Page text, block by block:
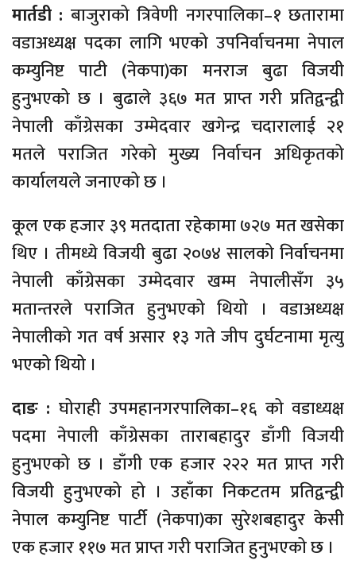
मार्तडी : बाजुराको त्रिवेणी नगरपालिका–१ छतारामा
वडाअध्यक्ष पदका लागि भएको उपनिर्वाचनमा नेपाल
कम्युनिष्ट पाटी (नेकपा)का मनराज बुढा विजयी
हुनुभएको छ । बुढाले ३६७ मत प्राप्त गरी प्रतिद्वन्द्वी
नेपाली काँग्रेसका उम्मेदवार खगेन्द्र चदारालाई २१
मतले पराजित गरेको मुख्य निर्वाचन अधिकृतको
कार्यालयले जनाएको छ ।
कूल एक हजार ३९ मतदाता रहेकामा ७२७ मत खसेका
थिए । तीमध्ये विजयी बुढा २०७४ सालको निर्वाचनमा
नेपाली काँग्रेसका उम्मेदवार खम्म नेपालीसँग ३५
मतान्तरले पराजित हुनुभएको थियो । वडाअध्यक्ष
नेपालीको गत वर्ष असार १३ गते जीप दुर्घटनामा मृत्यु
भएको थियो ।
दाङ : घोराही उपमहानगरपालिका–१६ को वडाध्यक्ष
पदमा नेपाली काँग्रेसका ताराबहादुर डाँगी विजयी
हुनुभएको छ । डाँगी एक हजार २२२ मत प्राप्त गरी
विजयी हुनुभएको हो । उहाँका निकटतम प्रतिद्वन्द्वी
नेपाल कम्युनिष्ट पार्टी (नेकपा)का सुरेशबहादुर केसी
एक हजार ११७ मत प्राप्त गरी पराजित हुनुभएको छ ।